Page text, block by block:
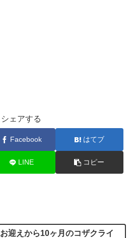
シェアする
Facebook はてブ
LINE コピー
お迎えから10ヶ月のコザクライ